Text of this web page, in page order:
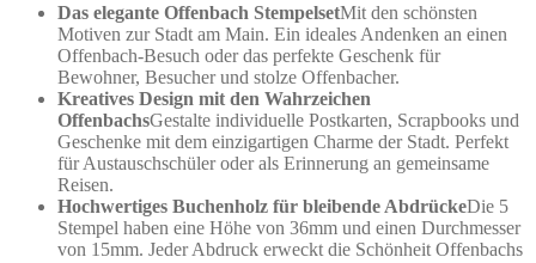
Das elegante Offenbach StempelsetMit den schönsten
Motiven zur Stadt am Main. Ein ideales Andenken an einen
Offenbach-Besuch oder das perfekte Geschenk für
Bewohner, Besucher und stolze Offenbacher.
Kreatives Design mit den Wahrzeichen
OffenbachsGestalte individuelle Postkarten, Scrapbooks und
Geschenke mit dem einzigartigen Charme der Stadt. Perfekt
für Austauschschüler oder als Erinnerung an gemeinsame
Reisen.
Hochwertiges Buchenholz für bleibende AbdrückeDie 5
Stempel haben eine Höhe von 36mm und einen Durchmesser
von 15mm. Jeder Abdruck erweckt die Schönheit Offenbachs